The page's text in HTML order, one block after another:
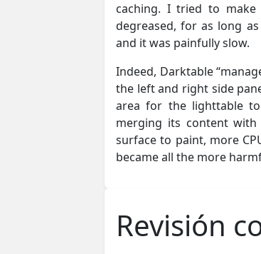
caching. I tried to
degreased, for as long
and it was painfully slow.
Indeed, Darktable
the left and right side
area for the lighttable
merging its content
surface to paint, more
became all the more
Revisión